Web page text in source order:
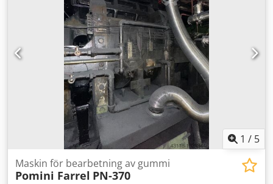
1 / 5
Maskin för bearbetning av gummi
Pomini Farrel PN-370